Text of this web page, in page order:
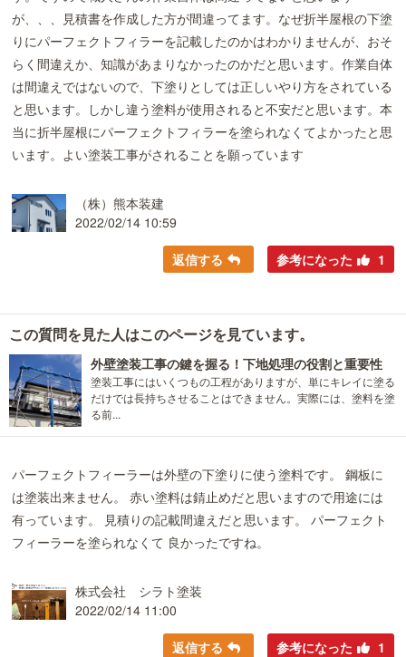
が、、、見積書を作成した方が間違ってます。なぜ折半屋根の下塗
りにパーフェクトフィラーを記載したのかはわかりませんが、おそ
らく間違えか、知識があまりなかったのかだと思います。作業自体
は間違えではないので、下塗りとしては正しいやり方をされている
と思います。しかし違う塗料が使用されると不安だと思います。本
当に折半屋根にパーフェクトフィラーを塗られなくてよかったと思
います。よい塗装工事がされることを願っています
（株）熊本装建
2022/02/14 10:59
返信する 参考になった 1
この質問を見た人はこのページを見ています。
外壁塗装工事の鍵を握る！下地処理の役割と重要性
塗装工事にはいくつもの工程がありますが、単にキレイに塗る
だけでは長持ちさせることはできません。実際には、塗料を塗
る前...
パーフェクトフィーラーは外壁の下塗りに使う塗料です。 鋼板に
は塗装出来ません。 赤い塗料は錆止めだと思いますので用途には
有っています。 見積りの記載間違えだと思います。 パーフェクト
フィーラーを塗られなくて 良かったですね。
株式会社 シラト塗装
2022/02/14 11:00
返信する 参考になった 1